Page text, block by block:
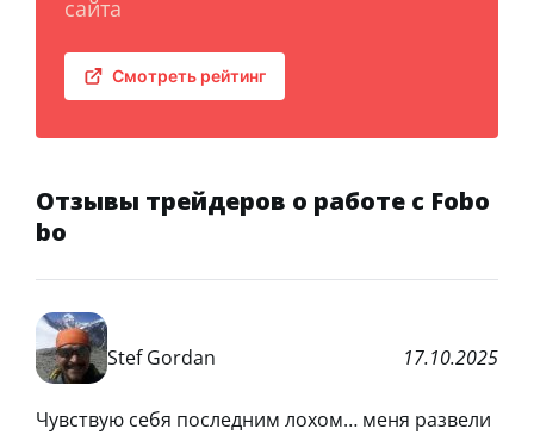
сайта
Смотреть рейтинг
Отзывы трейдеров о работе с Fobo
bo
Stef Gordan 17.10.2025
Чувствую себя последним лохом… меня развели